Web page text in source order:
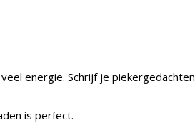
energie. Schrijf je
is perfect.